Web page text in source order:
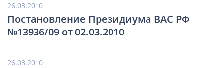
26.03.2010
Постановление Президиума ВАС РФ
№13936/09 от 02.03.2010
26.03.2010